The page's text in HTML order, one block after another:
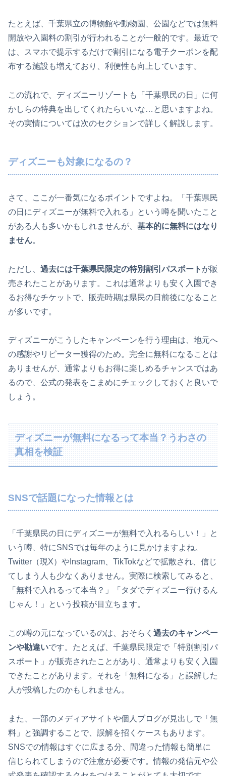
たとえば、千葉県立の博物館や動物園、公園などでは無料
開放や入園料の割引が行われることが一般的です。最近で
は、スマホで提示するだけで割引になる電子クーポンを配
布する施設も増えており、利便性も向上しています。
この流れで、ディズニーリゾートも「千葉県民の日」に何
かしらの特典を出してくれたらいいな…と思いますよね。
その実情については次のセクションで詳しく解説します。
ディズニーも対象になるの？
さて、ここが一番気になるポイントですよね。「千葉県民
の日にディズニーが無料で入れる」という噂を聞いたこと
がある人も多いかもしれませんが、 基本的に無料にはなり
ません。
ただし、 過去には千葉県民限定の特別割引パスポート が販
売されたことがあります。これは通常よりも安く入園でき
るお得なチケットで、販売時期は県民の日前後になること
が多いです。
ディズニーがこうしたキャンペーンを行う理由は、地元へ
の感謝やリピーター獲得のため。完全に無料になることは
ありませんが、通常よりもお得に楽しめるチャンスではあ
るので、公式の発表をこまめにチェックしておくと良いで
しょう。
ディズニーが無料になるって本当？うわさの
真相を検証
SNSで話題になった情報とは
「千葉県民の日にディズニーが無料で入れるらしい！」と
いう噂、特にSNSでは毎年のように見かけますよね。
Twitter（現X）やInstagram、TikTokなどで拡散され、信じ
てしまう人も少なくありません。実際に検索してみると、
「無料で入れるって本当？」「タダでディズニー行けるん
じゃん！」という投稿が目立ちます。
この噂の元になっているのは、おそらく 過去のキャンペー
ンや勘違いです。たとえば、千葉県民限定で「特別割引パ
スポート」が販売されたことがあり、通常よりも安く入園
できたことがあります。それを「無料になる」と誤解した
人が投稿したのかもしれません。
また、一部のメディアサイトや個人ブログが見出しで「無
料」と強調することで、誤解を招くケースもあります。
SNSでの情報はすぐに広まる分、間違った情報も簡単に
信じられてしまうので注意が必要です。情報の発信元や公